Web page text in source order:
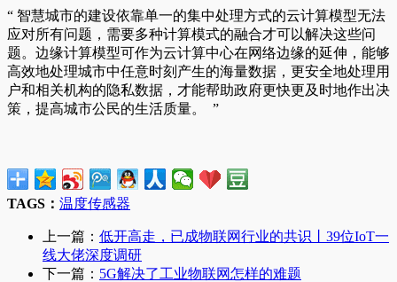
“ 智慧城市的建设依靠单一的集中处理方式的云计算模型无法
应对所有问题，需要多种计算模式的融合才可以解决这些问
题。边缘计算模型可作为云计算中心在网络边缘的延伸，能够
高效地处理城市中任意时刻产生的海量数据，更安全地处理用
户和相关机构的隐私数据，才能帮助政府更快更及时地作出决
策，提高城市公民的生活质量。 ”
TAGS： 温度传感器
上一篇： 低开高走，已成物联网行业的共识丨39位IoT一
线大佬深度调研
下一篇： 5G解决了工业物联网怎样的难题